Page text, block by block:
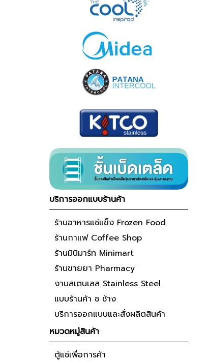
บริการออกแบบร้านค้า
ร้านอาหารแช่แข็ง Frozen Food
ร้านกาแฟ Coffee Shop
ร้านมินิมาร์ท Minimart
ร้านขายยา Pharmacy
งานสเตนเลส Stainless Steel
แบบร้านค้า ช ช้าง
บริการออกแบบและสั่งผลิตสินค้า
หมวดหมู่สินค้า
ตู้แช่เพื่อการค้า